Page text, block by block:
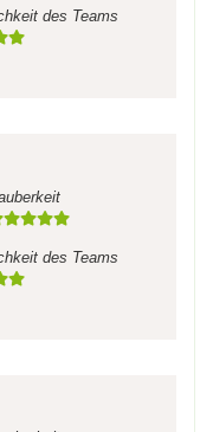
des Teams
des Teams